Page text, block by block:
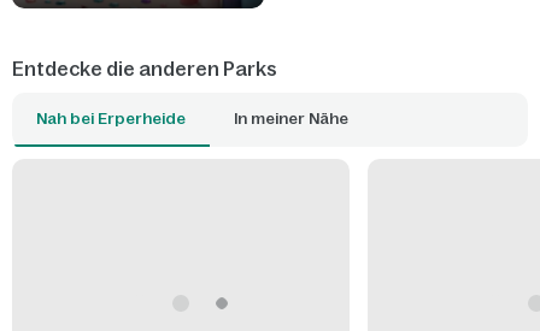
Entdecke die anderen Parks
Nah bei Erperheide In meiner Nähe